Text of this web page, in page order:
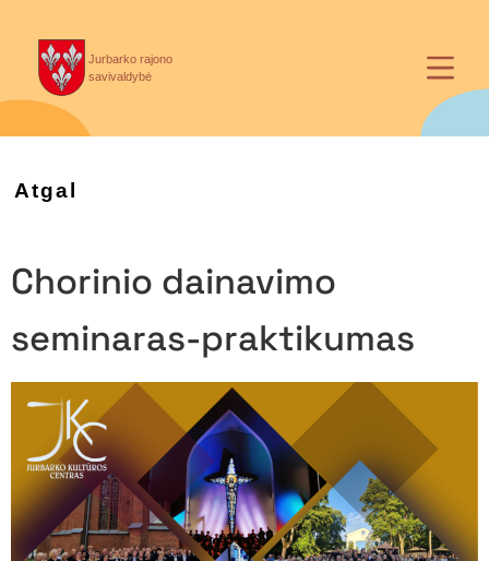
Jurbarko rajono
savivaldybė
Atgal
Chorinio dainavimo
seminaras-praktikumas